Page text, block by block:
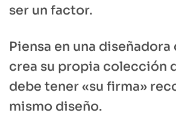
ser un factor.
Piensa en una diseñadora
crea su propia colección
debe tener «su firma»
mismo diseño.